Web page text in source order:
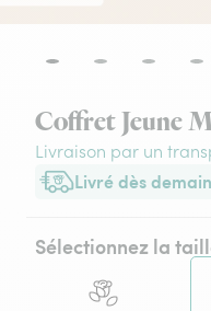
Coffret Jeune
Livraison par un
Livré dès demain
Livraison dès demain
Sélectionnez la